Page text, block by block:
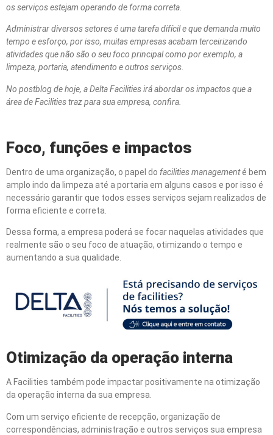
os serviços estejam operando de forma correta.
Administrar diversos setores é uma tarefa difícil e que demanda muito
tempo e esforço, por isso, muitas empresas acabam terceirizando
atividades que não são o seu foco principal como por exemplo, a
limpeza, portaria, atendimento e outros serviços.
No postblog de hoje, a Delta Facilities irá abordar os impactos que a
área de Facilities traz para sua empresa, confira.
Foco, funções e impactos
Dentro de uma organização, o papel do facilities managementé bem
amplo indo da limpeza até a portaria em alguns casos e por isso é
necessário garantir que todos esses serviços sejam realizados de
forma eficiente e correta.
Dessa forma, a empresa poderá se focar naquelas atividades que
realmente são o seu foco de atuação, otimizando o tempo e
aumentando a sua qualidade.
Otimização da operação interna
A Facilities também pode impactar positivamente na otimização
da operação interna da sua empresa.
Com um serviço eficiente de recepção, organização de
correspondências, administração e outros serviços sua empresa